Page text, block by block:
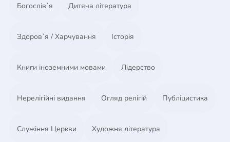
Богослів`я Дитяча література
Здоров`я / Харчування Історія
Книги іноземними мовами Лідерство
Нерелігійні видання Огляд релігій Публіцистика
Служіння Церкви Художня література